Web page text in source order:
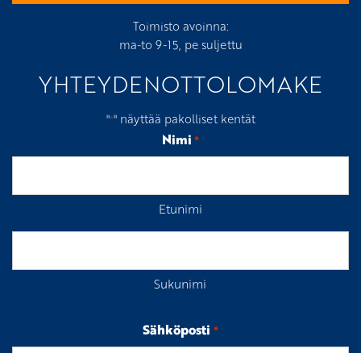
Toimisto avoinna:
ma-to 9-15, pe suljettu
YHTEYDENOTTOLOMAKE
"*" näyttää pakolliset kentät
Nimi *
Etunimi
Sukunimi
Sähköposti *